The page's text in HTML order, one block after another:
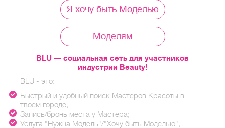
Я хочу быть Моделью
Моделям
BLU — социальная сеть для участников
индустрии Beauty!
BLU - это:
Быстрый и удобный поиск Мастеров Красоты в
твоем городе;
Запись/бронь места у Мастера;
Услуга "Нужна Модель"/"Хочу быть Моделью";